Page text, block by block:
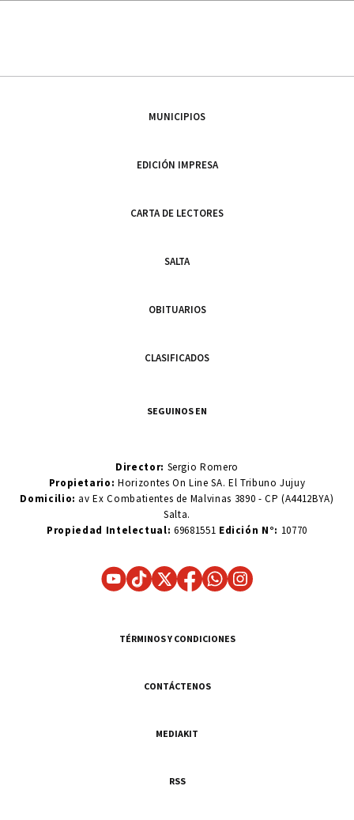
MUNICIPIOS
EDICIÓN IMPRESA
CARTA DE LECTORES
SALTA
OBITUARIOS
CLASIFICADOS
SEGUINOS EN
Director: Sergio Romero
Propietario:Horizontes On Line SA. El Tribuno Jujuy
Domicilio: av Ex Combatientes de Malvinas 3890 - CP (A4412BYA)
Salta.
Propiedad Intelectual: 69681551 Edición N°: 10770
TÉRMINOS Y CONDICIONES
CONTÁCTENOS
MEDIAKIT
RSS